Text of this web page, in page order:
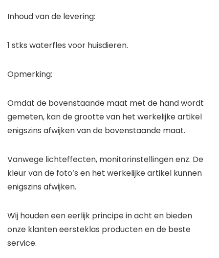
Inhoud van de levering:
1 stks waterfles voor huisdieren.
Opmerking:
Omdat de bovenstaande maat met de hand wordt
gemeten, kan de grootte van het werkelijke artikel
enigszins afwijken van de bovenstaande maat.
Vanwege lichteffecten, monitorinstellingen enz. De
kleur van de foto’s en het werkelijke artikel kunnen
enigszins afwijken.
Wij houden een eerlijk principe in acht en bieden
onze klanten eersteklas producten en de beste
service.